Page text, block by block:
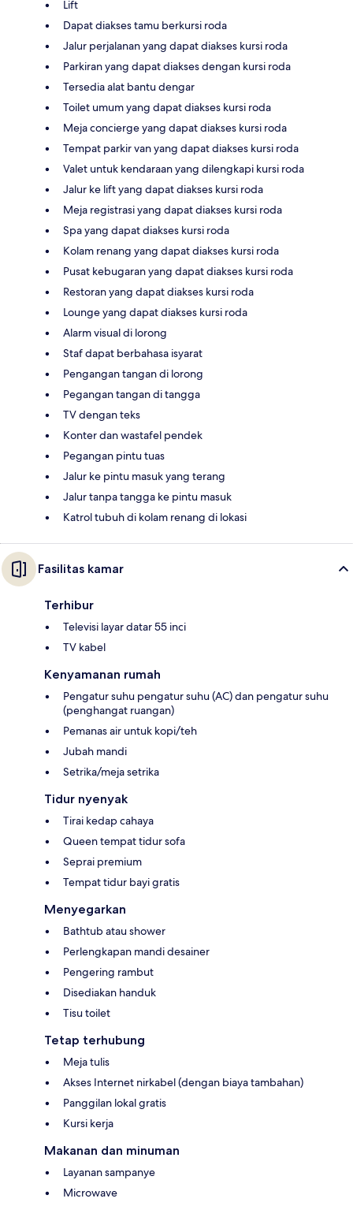
Lift
Dapat diakses tamu berkursi roda
Jalur perjalanan yang dapat diakses kursi roda
Parkiran yang dapat diakses dengan kursi roda
Tersedia alat bantu dengar
Toilet umum yang dapat diakses kursi roda
Meja concierge yang dapat diakses kursi roda
Tempat parkir van yang dapat diakses kursi roda
Valet untuk kendaraan yang dilengkapi kursi roda
Jalur ke lift yang dapat diakses kursi roda
Meja registrasi yang dapat diakses kursi roda
Spa yang dapat diakses kursi roda
Kolam renang yang dapat diakses kursi roda
Pusat kebugaran yang dapat diakses kursi roda
Restoran yang dapat diakses kursi roda
Lounge yang dapat diakses kursi roda
Alarm visual di lorong
Staf dapat berbahasa isyarat
Pengangan tangan di lorong
Pegangan tangan di tangga
TV dengan teks
Konter dan wastafel pendek
Pegangan pintu tuas
Jalur ke pintu masuk yang terang
Jalur tanpa tangga ke pintu masuk
Katrol tubuh di kolam renang di lokasi
Fasilitas kamar
Terhibur
Televisi layar datar 55 inci
TV kabel
Kenyamanan rumah
Pengatur suhu pengatur suhu (AC) dan pengatur suhu
(penghangat ruangan)
Pemanas air untuk kopi/teh
Jubah mandi
Setrika/meja setrika
Tidur nyenyak
Tirai kedap cahaya
Queen tempat tidur sofa
Seprai premium
Tempat tidur bayi gratis
Menyegarkan
Bathtub atau shower
Perlengkapan mandi desainer
Pengering rambut
Disediakan handuk
Tisu toilet
Tetap terhubung
Meja tulis
Akses Internet nirkabel (dengan biaya tambahan)
Panggilan lokal gratis
Kursi kerja
Makanan dan minuman
Layanan sampanye
Microwave